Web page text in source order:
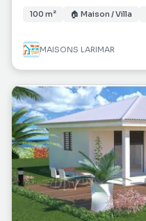
100 m² 🏠 Maison / Villa
MAISONS LARIMAR